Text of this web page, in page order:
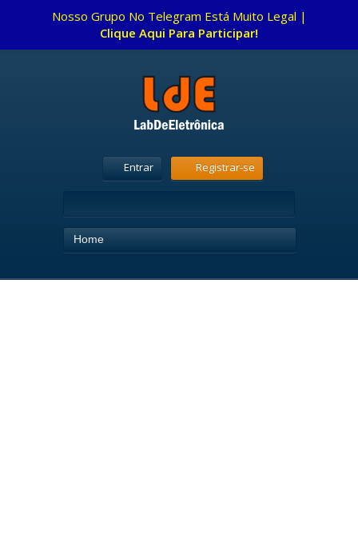
Entrar Registrar-se
Home
Nosso Grupo No Telegram Está Muito Legal |
Clique Aqui Para Participar!